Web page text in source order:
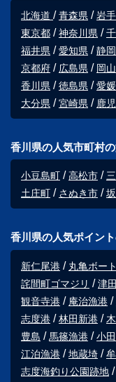
北海道 青森県 岩
東京都
神奈川県
福井県
愛知県 静
京都府
広島県 岡
香川県
徳島県 愛
大分県
宮崎県 鹿
香川県の人気市町村
小豆島町 高松市
土庄町
さぬき市
香川県の人気ポイン
新仁尾港 丸亀ボー
詫間町ゴマジリ
津
観音寺港
庵治漁港
志度港
林田新港
豊島
馬篠漁港 小
江泊漁港
地蔵埼
志度海釣り公園跡地